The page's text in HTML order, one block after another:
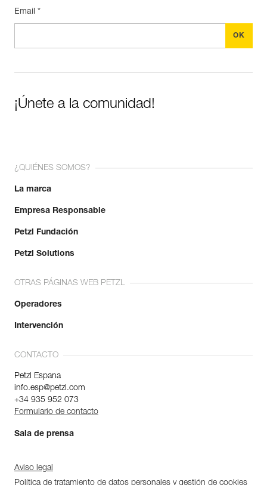
Email *
¡Únete a la comunidad!
¿QUIÉNES SOMOS?
La marca
Empresa Responsable
Petzl Fundación
Petzl Solutions
OTRAS PÁGINAS WEB PETZL
Operadores
Intervención
CONTACTO
Petzl Espana
info.esp@petzl.com
+34 935 952 073
Formulario de contacto
Sala de prensa
Aviso legal
Política de tratamiento de datos personales y gestión de cookies